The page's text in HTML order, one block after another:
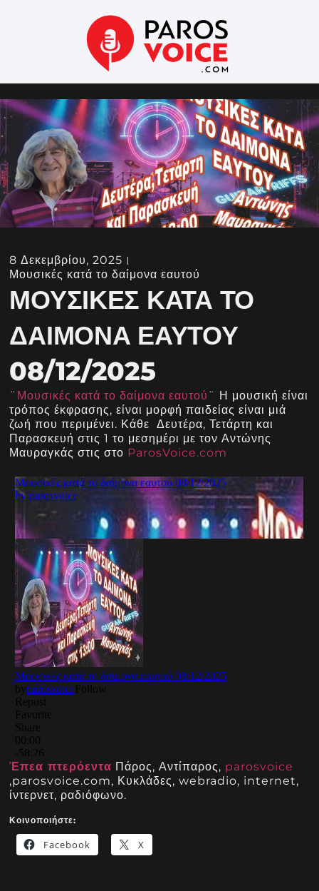
8 Δεκεμβρίου, 2025
Μουσικές κατά το δαίμονα εαυτού
ΜΟΥΣΙΚΈΣ ΚΑΤΆ ΤΟ
ΔΑΊΜΟΝΑ ΕΑΥΤΟΎ
08/12/2025
¨ Μουσικές κατά το δαίμονα εαυτού ¨ Η μουσική είναι
τρόπος έκφρασης, είναι μορφή παιδείας είναι μιά
ζωή που περιμένει. Κάθε Δευτέρα, Τετάρτη και
Παρασκευή στις 1 το μεσημέρι με τον Αντώνης
Μαυραγκάς στις στο ParosVoice.com
Έπεα πτερόεντα Πάρος, Αντίπαρος, parosvoice
,parosvoice.com, Κυκλάδες, webradio, internet,
ίντερνετ, ραδιόφωνο.
Κοινοποιήστε:
Facebook X